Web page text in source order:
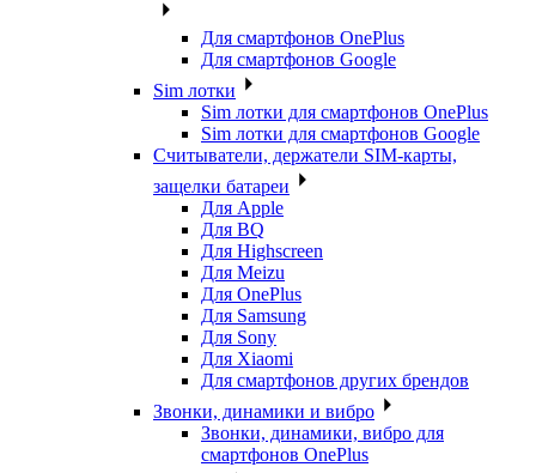
Для смартфонов OnePlus
Для смартфонов Google
Sim лотки
Sim лотки для смартфонов OnePlus
Sim лотки для смартфонов Google
Считыватели, держатели SIM-карты,
защелки батареи
Для Apple
Для BQ
Для Highscreen
Для Meizu
Для OnePlus
Для Samsung
Для Sony
Для Xiaomi
Для смартфонов других брендов
Звонки, динамики и вибро
Звонки, динамики, вибро для
смартфонов OnePlus